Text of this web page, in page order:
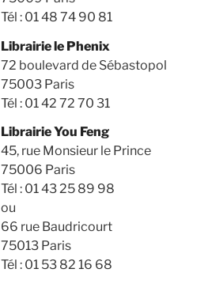
Tél : 01 48 74 90 81
Librairie le Phenix
72 boulevard de Sébastopol
75003 Paris
Tél : 01 42 72 70 31
Librairie You Feng
45, rue Monsieur le Prince
75006 Paris
Tél : 01 43 25 89 98
ou
66 rue Baudricourt
75013 Paris
Tél : 01 53 82 16 68